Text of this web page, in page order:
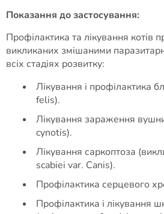
Показання до застосування:
Профілактика та лікування котів
викликаних змішаними
всіх стадіях розвитку:
Лікування і профілактика
felis).
Лікування зараження
cynotis).
Лікування саркоптоза
scabiei var. Canis).
Профілактика серцевого
Профілактика і лікування